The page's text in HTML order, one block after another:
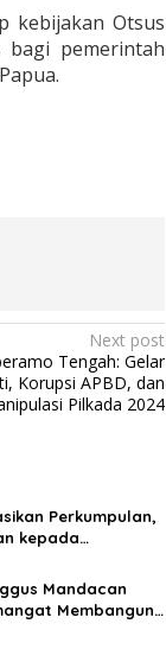
kebijakan Otsus
bagi pemerintah
Next post
Tengah: Gelar
Korupsi APBD, dan
Pilkada 2024
Perkumpulan,
kepada
Mandacan
Membangun